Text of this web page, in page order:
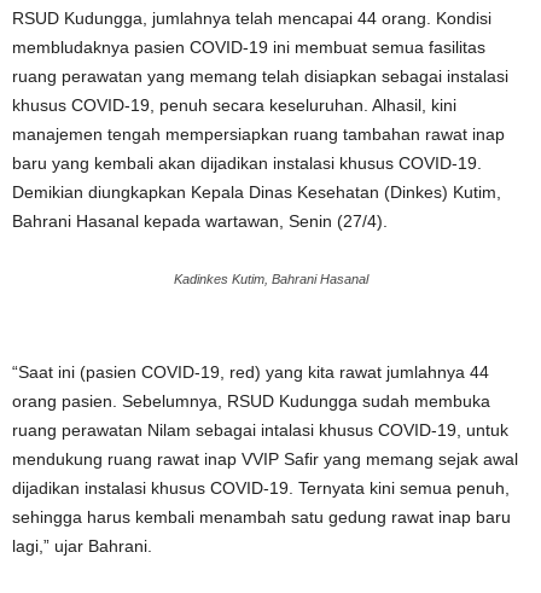
RSUD Kudungga, jumlahnya telah mencapai 44 orang. Kondisi
membludaknya pasien COVID-19 ini membuat semua fasilitas
ruang perawatan yang memang telah disiapkan sebagai instalasi
khusus COVID-19, penuh secara keseluruhan. Alhasil, kini
manajemen tengah mempersiapkan ruang tambahan rawat inap
baru yang kembali akan dijadikan instalasi khusus COVID-19.
Demikian diungkapkan Kepala Dinas Kesehatan (Dinkes) Kutim,
Bahrani Hasanal kepada wartawan, Senin (27/4).
Kadinkes Kutim, Bahrani Hasanal
“Saat ini (pasien COVID-19, red) yang kita rawat jumlahnya 44
orang pasien. Sebelumnya, RSUD Kudungga sudah membuka
ruang perawatan Nilam sebagai intalasi khusus COVID-19, untuk
mendukung ruang rawat inap VVIP Safir yang memang sejak awal
dijadikan instalasi khusus COVID-19. Ternyata kini semua penuh,
sehingga harus kembali menambah satu gedung rawat inap baru
lagi,” ujar Bahrani.